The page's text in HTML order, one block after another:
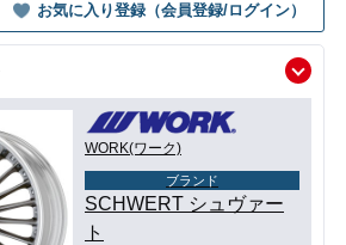
お気に入り登録（会員登録/ログイン）
WORK(ワーク)
ブランド
SCHWERT シュヴァー
ト